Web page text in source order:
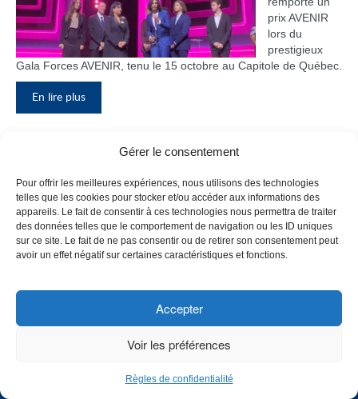
Gérer le consentement
Pour offrir les meilleures expériences, nous utilisons des technologies
telles que les cookies pour stocker et/ou accéder aux informations des
appareils. Le fait de consentir à ces technologies nous permettra de traiter
des données telles que le comportement de navigation ou les ID uniques
sur ce site. Le fait de ne pas consentir ou de retirer son consentement peut
avoir un effet négatif sur certaines caractéristiques et fonctions.
Accepter
Voir les préférences
Règles de confidentialité
prix AVENIR
lors du
prestigieux
Gala Forces AVENIR, tenu le 15 octobre au Capitole de Québec.
En lire plus
bloc F
Le Collège de
Maisonneuve
a inauguré
CHOISISSEZ UN PROFIL